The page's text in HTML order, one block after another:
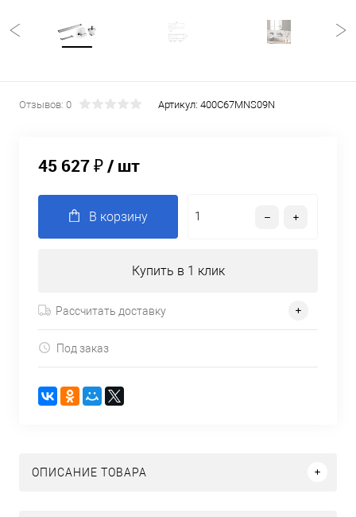
Отзывов: 0 Артикул: 400C67MNS09N
45 627 ₽/ шт
В корзину
Купить в 1 клик
Рассчитать доставку
Под заказ
ОПИСАНИЕ ТОВАРА